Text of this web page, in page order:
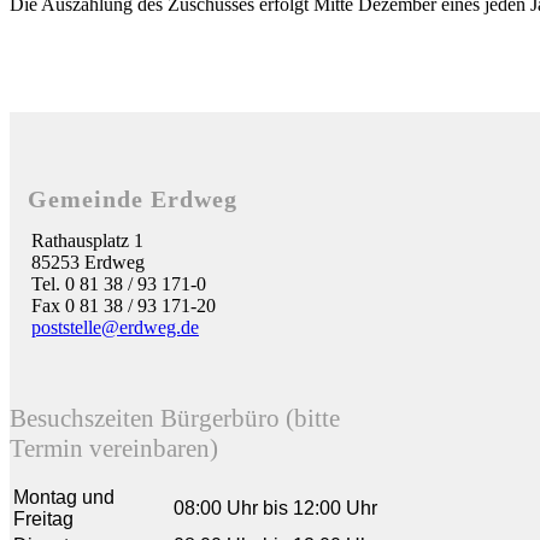
Die Auszahlung des Zuschusses erfolgt Mitte Dezember eines jeden
Gemeinde Erdweg
Rathausplatz 1
85253 Erdweg
Tel. 0 81 38 / 93 171-0
Fax 0 81 38 / 93 171-20
poststelle@erdweg.de
Besuchszeiten Bürgerbüro (bitte
Termin vereinbaren)
Montag und
Freitag
08:00 Uhr bis 12:00 Uhr